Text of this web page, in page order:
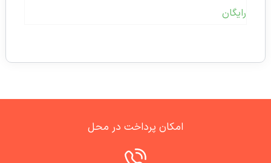
رایگان
امکان پرداخت در محل